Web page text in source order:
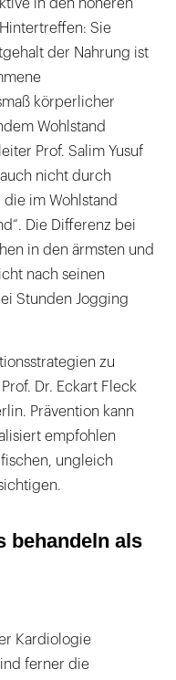
in den höheren
Sie
der Nahrung ist
körperlicher
Wohlstand
Prof. Salim Yusuf
nicht durch
im Wohlstand
Die Differenz bei
in den ärmsten und
nach seinen
Stunden Jogging
zu
Dr. Eckart Fleck
Prävention kann
empfohlen
ungleich
behandeln als
Kardiologie
ferner die